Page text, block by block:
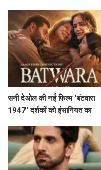
सनी देओल की नई फिल्म 'बंटवारा
1947' दर्शकों को इंसानियत का